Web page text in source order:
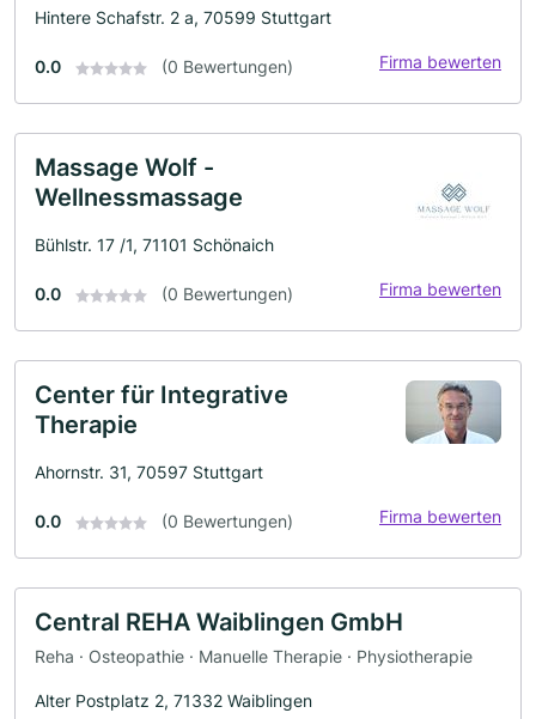
Hintere Schafstr. 2 a, 70599 Stuttgart
0.0 (0 Bewertungen) Firma bewerten
Massage Wolf -
Wellnessmassage
Bühlstr. 17 /1, 71101 Schönaich
0.0 (0 Bewertungen) Firma bewerten
Center für Integrative
Therapie
Ahornstr. 31, 70597 Stuttgart
0.0 (0 Bewertungen) Firma bewerten
Central REHA Waiblingen GmbH
Reha · Osteopathie · Manuelle Therapie · Physiotherapie
Alter Postplatz 2, 71332 Waiblingen